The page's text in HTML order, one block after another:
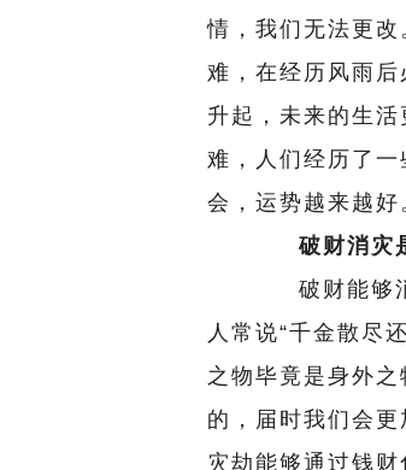
情，我们无法更
难，在经历风雨
升起，未来的生
难，人们经历了
会，运势越来越好
破财消灾
破财能够消
人常说“千金散尽
之物毕竟是身外
的，届时我们会
灾劫能够通过钱